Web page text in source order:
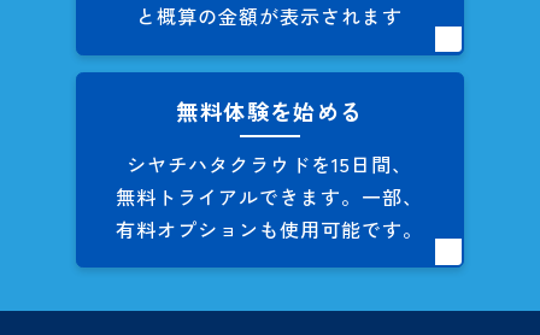
と概算の金額が表示されます
無料体験を始める
シヤチハタクラウドを15日間、
無料トライアルできます。 一部、
有料オプションも使用可能です。